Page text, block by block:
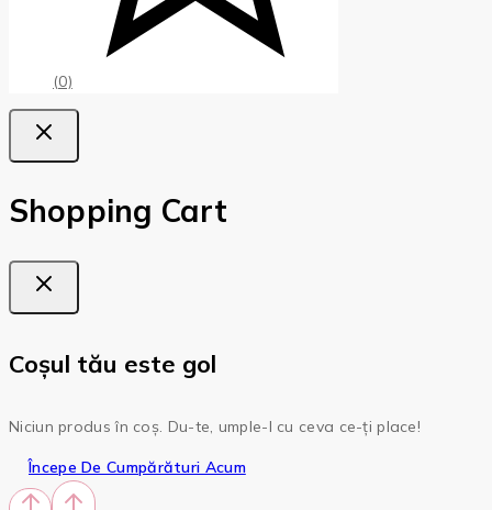
(0)
Shopping Cart
Coșul tău este gol
Niciun produs în coș. Du-te, umple-l cu ceva ce-ți place!
Începe De Cumpărături Acum